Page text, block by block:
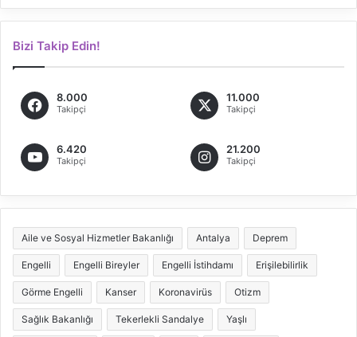
Bizi Takip Edin!
8.000
Takipçi
11.000
Takipçi
6.420
Takipçi
21.200
Takipçi
Aile ve Sosyal Hizmetler Bakanlığı Antalya Deprem
Engelli Engelli Bireyler Engelli İstihdamı Erişilebilirlik
Görme Engelli Kanser Koronavirüs Otizm
Sağlık Bakanlığı Tekerlekli Sandalye Yaşlı